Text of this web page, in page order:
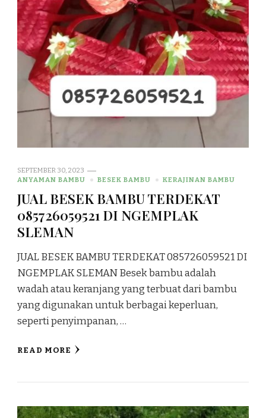
SEPTEMBER 30, 2023
ANYAMAN BAMBU
BESEK BAMBU KERAJINAN BAMBU
JUAL BESEK BAMBU TERDEKAT
085726059521 DI NGEMPLAK
SLEMAN
JUAL BESEK BAMBU TERDEKAT 085726059521 DI
NGEMPLAK SLEMAN Besek bambu adalah
wadah atau keranjang yang terbuat dari bambu
yang digunakan untuk berbagai keperluan,
seperti penyimpanan, …
READ MORE